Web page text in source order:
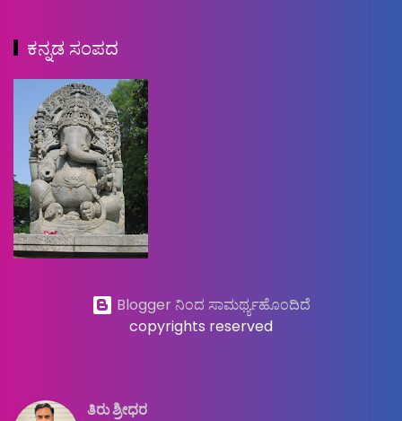
ಕನ್ನಡ ಸಂಪದ
Blogger ನಿಂದ ಸಾಮರ್ಥ್ಯಹೊಂದಿದೆ
copyrights reserved
ತಿರು ಶ್ರೀಧರ